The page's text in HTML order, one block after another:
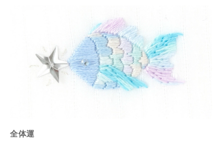
全体運